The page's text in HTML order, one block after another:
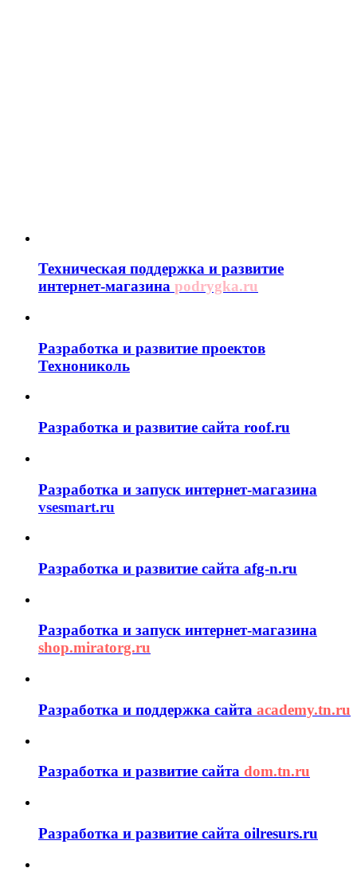
Техническая поддержка и развитие
интернет-магазина podrygka.ru
Разработка и развитие проектов
Технониколь
Разработка и развитие сайта roof.ru
Разработка и запуск интернет-магазина
vsesmart.ru
Разработка и развитие сайта afg-n.ru
Разработка и запуск интернет-магазина
shop.miratorg.ru
Разработка и поддержка сайта academy.tn.ru
Разработка и развитие сайта dom.tn.ru
Разработка и развитие сайта oilresurs.ru